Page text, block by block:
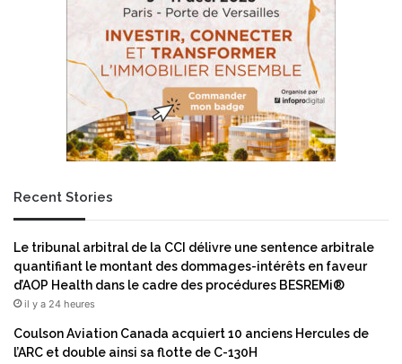
Recent Stories
Le tribunal arbitral de la CCI délivre une sentence arbitrale
quantifiant le montant des dommages-intérêts en faveur
d’AOP Health dans le cadre des procédures BESREMi®
il y a 24 heures
Coulson Aviation Canada acquiert 10 anciens Hercules de
l’ARC et double ainsi sa flotte de C-130H